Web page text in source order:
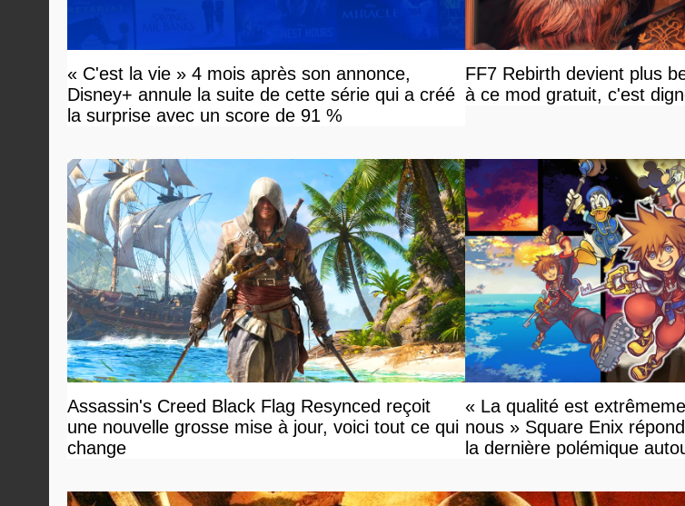
« C'est la vie » 4 mois après son annonce,
Disney+ annule la suite de cette série qui a créé
la surprise avec un score de 91 %
FF7 Rebirth devient plus
à ce mod gratuit, c'est
Assassin's Creed Black Flag Resynced reçoit
une nouvelle grosse mise à jour, voici tout ce qui
change
« La qualité est
nous » Square Enix
la dernière polémique